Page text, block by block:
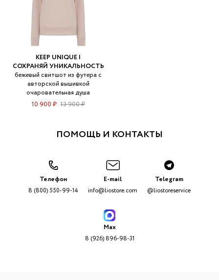
KEEP UNIQUE |
СОХРАНЯЙ УНИКАЛЬНОСТЬ
бежевый свитшот из футера с
авторской вышивкой
очаровательная душа
10 900 ₽ 13 900 ₽
ПОМОЩЬ И КОНТАКТЫ
Телефон
8 (800) 550-99-14
E-mail
info@liostore.com
Telegram
@liostoreservice
Max
8 (926) 896-98-31